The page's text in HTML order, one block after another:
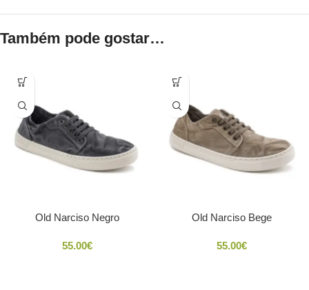
Também pode gostar…
Old Narciso Negro
55.00€
Old Narciso Bege
55.00€